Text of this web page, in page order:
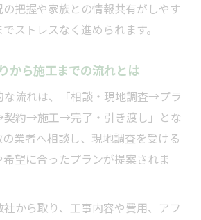
把握や家族との情報共有がしやす
ストレスなく進められます。
から施工までの流れとは
な流れは、「相談・現地調査→プラ
約→施工→完了・引き渡し」とな
業者へ相談し、現地調査を受ける
望に合ったプランが提案されま
から取り、工事内容や費用、アフ